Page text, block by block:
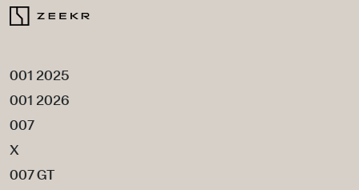
001 2025
001 2026
007
X
007 GT